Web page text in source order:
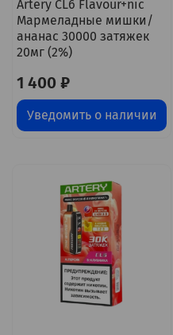
Artery CL6 Flavour+nic
Мармеладные мишки/
ананас 30000 затяжек
20мг (2%)
1 400 ₽
Уведомить о наличии